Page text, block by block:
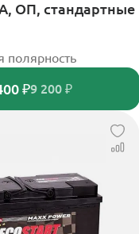
ОП, стандартные
полярность
₽9 200 ₽